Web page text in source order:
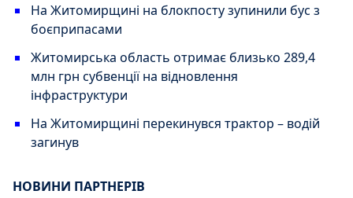
На Житомирщині на блокпосту зупинили бус з
боєприпасами
Житомирська область отримає близько 289,4
млн грн субвенції на відновлення
інфраструктури
На Житомирщині перекинувся трактор – водій
загинув
НОВИНИ ПАРТНЕРІВ